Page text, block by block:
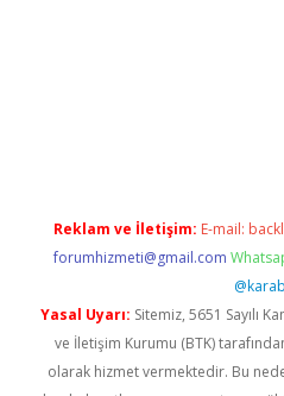
Reklam ve İletişim: E-mail:
forumhizmeti@gmail.com
Yasal Uyarı: Sitemiz, 5651 Sayılı
ve İletişim Kurumu (BTK)
olarak hizmet vermektedir. Bu